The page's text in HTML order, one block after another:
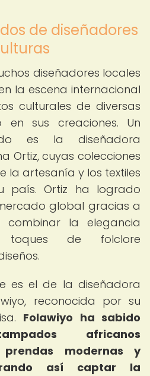
de diseñadores
diseñadores locales
la escena internacional
culturales de diversas
sus creaciones. Un
es la diseñadora
Ortiz, cuyas colecciones
la artesanía y los textiles
país. Ortiz ha logrado
global gracias a
la elegancia
toques de folclore
es el de la diseñadora
reconocida por su
Folawiyo ha sabido
africanos
modernas y
así captar la